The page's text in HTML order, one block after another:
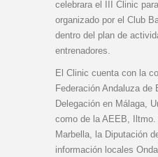
celebrara el III Clinic
organizado por el Club
dentro del plan de
entrenadores.
El Clinic cuenta con la
Federación Andaluza de
Delegación en Málaga,
como de la AEEB,
Marbella, la Diputación
información locales